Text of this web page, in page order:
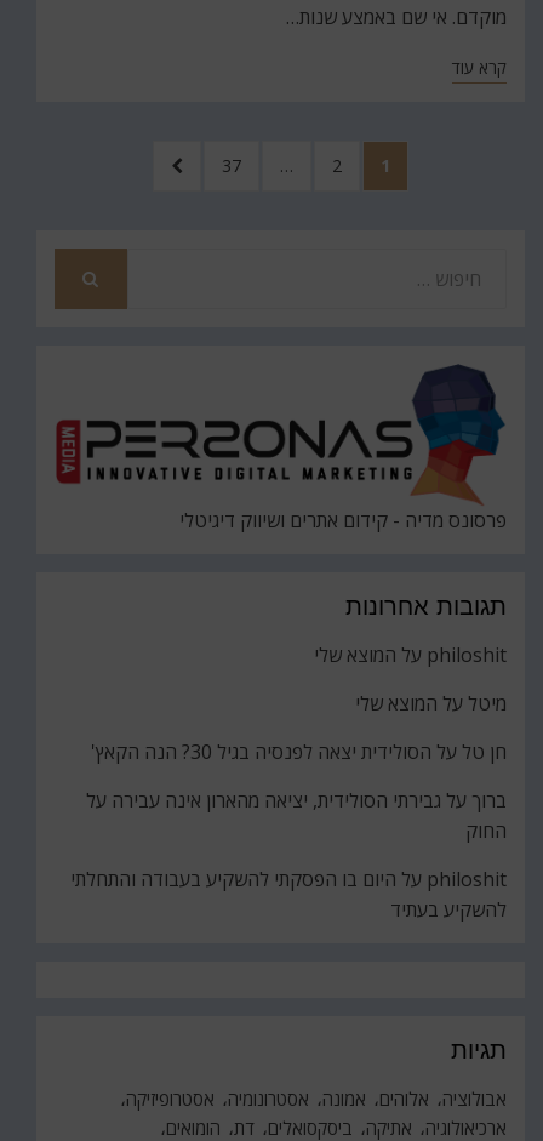
מוקדם. אי שם באמצע שנות…
קרא עוד
pagination
עמוד
1 עמוד
2
… עמוד
37
לעמוד
פרסונס מדיה - קידום אתרים ושיווק דיגיטלי
תגובות אחרונות
philoshit על המוצא שלי
מיטל על המוצא שלי
חן טל על הסולידית יצאה לפנסיה בגיל 30? הנה הקאץ'
ברוך על גבירתי הסולידית, יציאה מהארון אינה עבירה על
החוק
philoshit על היום בו הפסקתי להשקיע בעבודה והתחלתי
להשקיע בעתיד
תגיות
אבולוציה אלוהים אמונה אסטרונומיה
אסטרופיזיקה
ארכיאולוגיה
אתיקה ביסקסואלים דת הומואים